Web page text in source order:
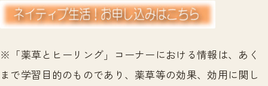
※「薬草とヒーリング」コーナーにおける情報は、あく
まで学習目的のものであり、薬草等の効果、効用に関し